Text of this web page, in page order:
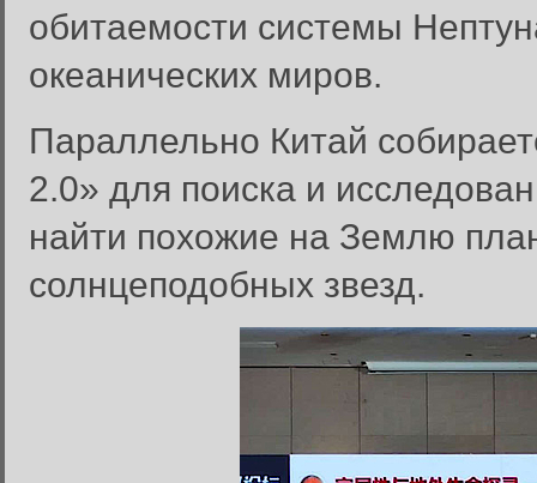
обитаемости системы
океанических миров.
Параллельно Китай
2.0» для поиска и
найти похожие на Землю
солнцеподобных звезд.